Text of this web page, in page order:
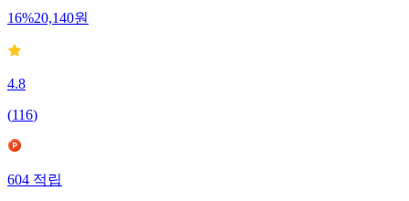
16%20,140원
4.8
(116)
604 적립